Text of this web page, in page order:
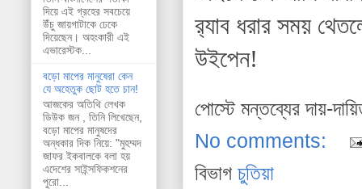
র‌্যাব ধরার সময়
উইপেন!
পোস্টে মন্তব্যের দায়-
No comments:
বিভাগচুতিয়া
দিয়ে এই গ্রহের সবচেয়ে
উঁচু জায়গাটাকে ঢেকে
দিয়েছেন। অহংকারী এই
এভারেস্টক...
বড়ো মাপের মানুষেরা কেন
যে অহেতুক ছোট হতে চান!
আজকের অতিথি লেখক
ডিউক জন , তিনি লিখেছেন,
বড়ো মাপের মানুষদের
অন্ধকার দিক নিয়ে: "মুহম্মদ
জাফর ইকবালকে বলা হয়
এদেশের সাইন্সফিকশনের
পুরো...